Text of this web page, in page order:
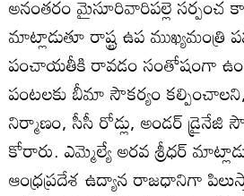
మాట్లాడుతూ రాష్ట్ర ఉప
పంచాయతీకి రావడం సంతోషంగా
పంటలకు బీమా సౌకర్యం
నిర్మాణం, సీసీ రోడ్లు, అండర్‌
కోరారు. ఎమ్మెల్యే అరవ శ్రీధర్‌
ఆంధ్రప్రదేశ ఉద్యాన రాజధానిగా